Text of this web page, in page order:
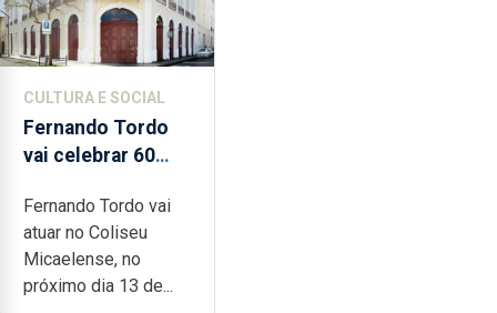
CULTURA E SOCIAL
Fernando Tordo
vai celebrar 60
no Coliseu
Micaelense
Fernando Tordo vai
atuar no Coliseu
Micaelense, no
próximo dia 13 de...